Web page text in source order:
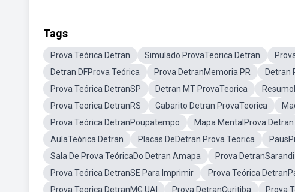
Tags
Prova Teórica Detran Simulado ProvaTeorica Detran
Detran DFProva Teórica
Prova DetranMemoria PR Detran
Prova Teórica DetranSP
Detran MT ProvaTeorica
Prova Teorica DetranRS
Gabarito Detran ProvaTeorica
Prova Teórica DetranPoupatempo
Mapa MentalProva Detran
AulaTeórica Detran
Placas DeDetran Prova Teorica
Sala De Prova TeóricaDo Detran Amapa
Prova
Prova Teórica DetranSE Para Imprimir
Prova Teórica
Prova Teorica DetranMG UAI
Prova DetranCuritiba Prova